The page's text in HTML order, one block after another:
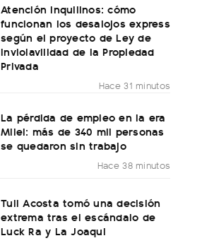
Atención inquilinos: cómo
funcionan los desalojos express
según el proyecto de Ley de
Inviolavilidad de la Propiedad
Privada
Hace 31 minutos
La pérdida de empleo en la era
Milei: más de 340 mil personas
se quedaron sin trabajo
Hace 38 minutos
Tuli Acosta tomó una decisión
extrema tras el escándalo de
Luck Ra y La Joaqui